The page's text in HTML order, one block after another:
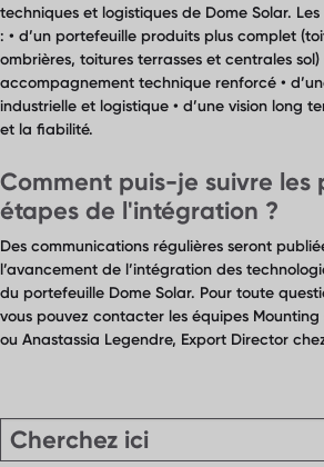
techniques et logistiques de Dome Solar.
: • d’un portefeuille produits plus complet
ombrières, toitures terrasses et centrales sol)
accompagnement technique renforcé •
industrielle et logistique • d’une vision long
et la fiabilité.
Comment puis-je suivre les
étapes de l'intégration ?
Des communications régulières seront
l’avancement de l’intégration des
du portefeuille Dome Solar. Pour toute
vous pouvez contacter les équipes
ou Anastassia Legendre, Export Director